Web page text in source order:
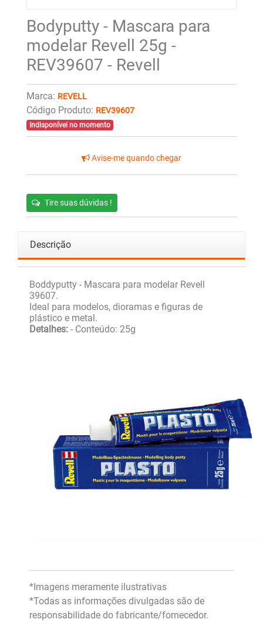
Bodyputty - Mascara para
modelar Revell 25g -
REV39607 - Revell
Marca: REVELL
Código Produto: REV39607
Indisponível no momento
Avise-me quando chegar
Tire suas dúvidas !
Descrição
Boddyputty - Mascara para modelar Revell
39607.
Ideal para modelos, dioramas e figuras de
plástico e metal.
Detalhes: - Conteúdo: 25g
*Imagens meramente ilustrativas
*Todas as informações divulgadas são de
responsabilidade do fabricante/fornecedor.